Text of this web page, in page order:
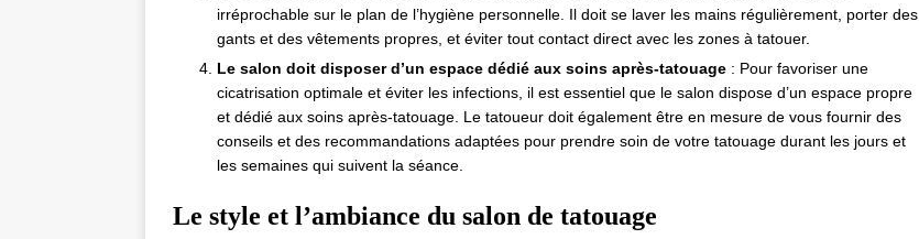
irréprochable sur le plan de l’hygiène personnelle. Il doit se laver les mains régulièrement, porter des
gants et des vêtements propres, et éviter tout contact direct avec les zones à tatouer.
Le salon doit disposer d’un espace dédié aux soins après-tatouage : Pour favoriser une
cicatrisation optimale et éviter les infections, il est essentiel que le salon dispose d’un espace propre
et dédié aux soins après-tatouage. Le tatoueur doit également être en mesure de vous fournir des
conseils et des recommandations adaptées pour prendre soin de votre tatouage durant les jours et
les semaines qui suivent la séance.
Le style et l’ambiance du salon de tatouage